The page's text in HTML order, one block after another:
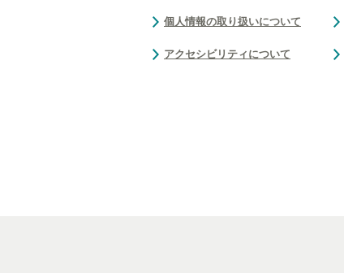
個人情報の取り扱いについて
アクセシビリティについて